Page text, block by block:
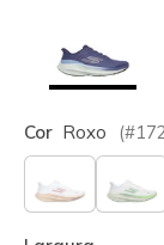
Cor Roxo (#